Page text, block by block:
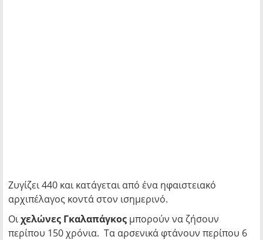
Ζυγίζει 440 και κατάγεται από ένα ηφαιστειακό
αρχιπέλαγος κοντά στον ισημερινό.
Οιχελώνες Γκαλαπάγκος μπορούν να ζήσουν
περίπου 150 χρόνια. Τα αρσενικά φτάνουν περίπου 6